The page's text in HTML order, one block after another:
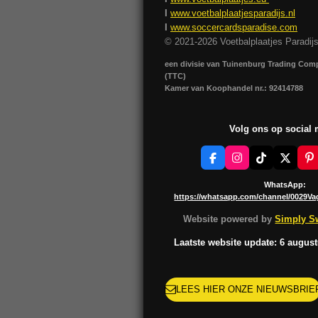
www.voetbalplaatjesparadijs.nl
www.soccercardsparadise.com
© 2021-2026 Voetbalplaatjes Paradijs
een divisie van Tuinenburg Trading
(TTC)
Kamer van Koophandel nr.: 92414788
Volg ons op social
F
a
e
b
o
o
I
n
t
a
g
r
m
T
k
T
o
k
X
P
i
t
e
r
e
t
WhatsApp:
https://whatsapp.com/channel/
Website powered bySimply
Laatste website update: 6
LEES HIER ONZE